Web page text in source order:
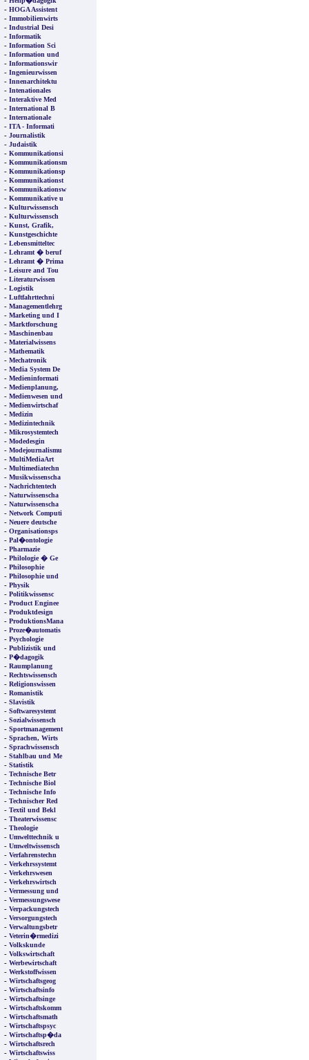
- HOGA Assistent
- Immobilienwirts
- Industrial Desi
- Informatik
- Information Sci
- Information und
- Informationswir
- Ingenieurwissen
- Innenarchitektu
- Intenationales
- Interaktive Med
- International B
- Internationale
- ITA - Informati
- Journalistik
- Judaistik
- Kommunikationsi
- Kommunikationsm
- Kommunikationsp
- Kommunikationst
- Kommunikationsw
- Kommunikative u
- Kulturwissensch
- Kulturwissensch
- Kunst, Grafik,
- Kunstgeschichte
- Lebensmitteltec
- Lehramt � beruf
- Lehramt � Prima
- Leisure and Tou
- Literaturwissen
- Logistik
- Luftfahrttechni
- Managementlehrg
- Marketing und I
- Marktforschung
- Maschinenbau
- Materialwissens
- Mathematik
- Mechatronik
- Media System De
- Medieninformati
- Medienplanung,
- Medienwesen und
- Medienwirtschaf
- Medizin
- Medizintechnik
- Mikrosystemtech
- Modedesgin
- Modejournalismu
- MultiMediaArt
- Multimediatechn
- Musikwissenscha
- Nachrichtentech
- Naturwissenscha
- Naturwissenscha
- Network Computi
- Neuere deutsche
- Organisationsps
- Pal�ontologie
- Pharmazie
- Philologie � Ge
- Philosophie
- Philosophie und
- Physik
- Politikwissensc
- Product Enginee
- Produktdesign
- ProduktionsMana
- Proze�automatis
- Psychologie
- Publizistik und
- P�dagogik
- Raumplanung
- Rechtswissensch
- Religionswissen
- Romanistik
- Slavistik
- Softwaresystemt
- Sozialwissensch
- Sportmanagement
- Sprachen, Wirts
- Sprachwissensch
- Stahlbau und Me
- Statistik
- Technische Betr
- Technische Biol
- Technische Info
- Technischer Red
- Textil und Bekl
- Theaterwissensc
- Theologie
- Umwelttechnik u
- Umweltwissensch
- Verfahrenstechn
- Verkehrssystemt
- Verkehrswesen
- Verkehrswirtsch
- Vermessung und
- Vermessungswese
- Verpackungstech
- Versorgungstech
- Verwaltungsbetr
- Veterin�rmedizi
- Volkskunde
- Volkswirtschaft
- Werbewirtschaft
- Werkstoffwissen
- Wirtschaftsgeog
- Wirtschaftsinfo
- Wirtschaftsinge
- Wirtschaftskomm
- Wirtschaftsmath
- Wirtschaftspsyc
- Wirtschaftsp�da
- Wirtschaftsrech
- Wirtschaftswiss